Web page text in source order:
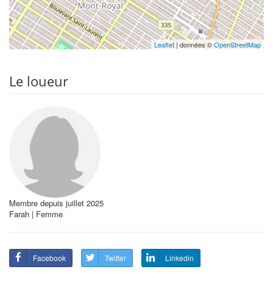
Leaflet| données ©OpenStreetMap
Le loueur
Membre depuis juillet 2025
Farah | Femme
Facebook Twitter Linkedin